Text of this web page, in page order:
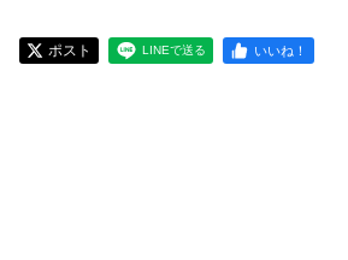
ポスト LINEで送る いいね！